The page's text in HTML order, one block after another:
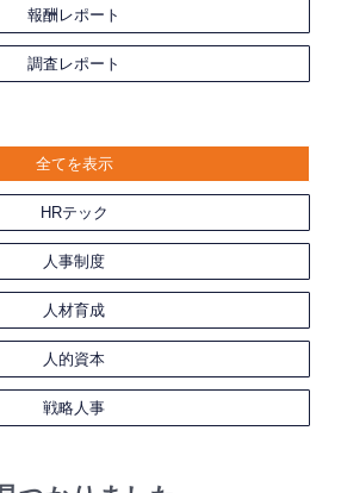
報酬レポート
調査レポート
全てを表示
HRテック
人事制度
人材育成
人的資本
戦略人事